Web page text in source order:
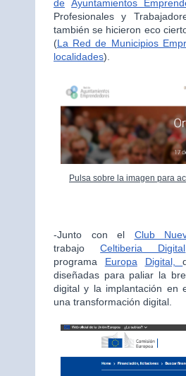
de Ayuntamientos
Profesionales y
también se hicieron eco
(La Red de Municipios
localidades).
Pulsa sobre la imagen para
-Junto con el Club
trabajoCeltiberia Digital
programa Europa Digital,
diseñadas para paliar la
digital y la implantación en
una transformación digital.